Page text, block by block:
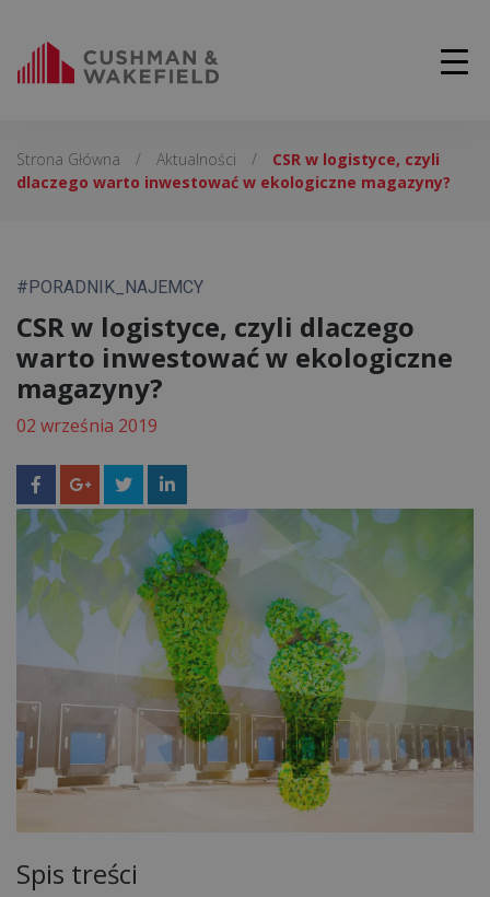
Strona Główna / Aktualności /
CSR w logistyce, czyli
dlaczego warto inwestować w ekologiczne magazyny?
#PORADNIK_NAJEMCY
CSR w logistyce, czyli dlaczego
warto inwestować w ekologiczne
magazyny?
02 września 2019
Spis treści